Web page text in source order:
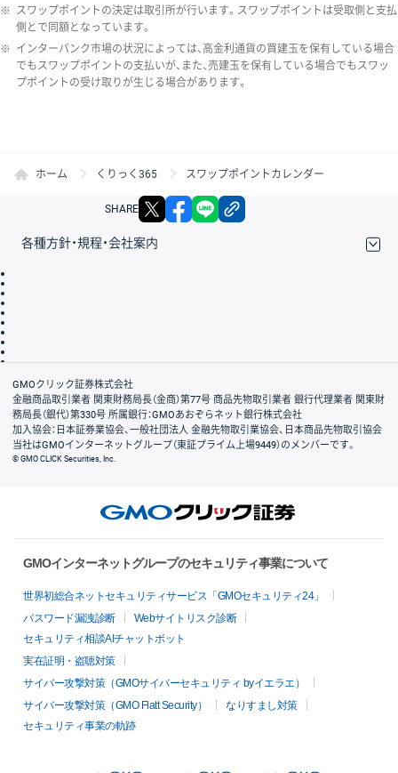
※ スワップポイントの決定は取引所が行います。スワップポイントは受取側と支払
側とで同額となっています。
※ インターバンク市場の状況によっては、高金利通貨の買建玉を保有している場合
でもスワップポイントの支払いが、また、売建玉を保有している場合でもスワッ
プポイントの受け取りが生じる場合があります。
ホーム くりっく365 スワップポイントカレンダー
SHARE X facebook
各種方針・規程・会社案内
会社案内
GMOクリック証券株式会社
金融商品取引業者 関東財務局長（金商）第77号 商品先物取引業者 銀行代理業者 関東財
務局長（銀代）第330号 所属銀行：GMOあおぞらネット銀行株式会社
加入協会：日本証券業協会、一般社団法人 金融先物取引業協会、日本商品先物取引協会
当社はGMOインターネットグループ（東証プライム上場9449）のメンバーです。
© GMO CLICK Securities, Inc.
GMOインターネットグループのセキュリティ事業について
世界初総合ネットセキュリティサービス「GMOセキュリティ24」
パスワード漏洩診断
Webサイトリスク診断
セキュリティ相談AIチャットボット
実在証明・盗聴対策
サイバー攻撃対策（GMOサイバーセキュリティ byイエラエ）
サイバー攻撃対策（GMO Flatt Security）
なりすまし対策
セキュリティ事業の軌跡